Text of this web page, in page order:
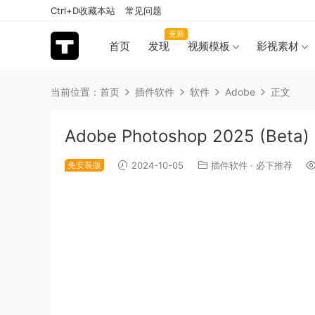
首页 发现
更新
视频模板 影视素材
Ctrl+D收藏本站 常见问题
当前位置： 首页 插件软件 软件 Adobe 正文
Adobe Photoshop 2025 (Beta)
免安装版 2024-10-05 插件软件 · 必下推荐